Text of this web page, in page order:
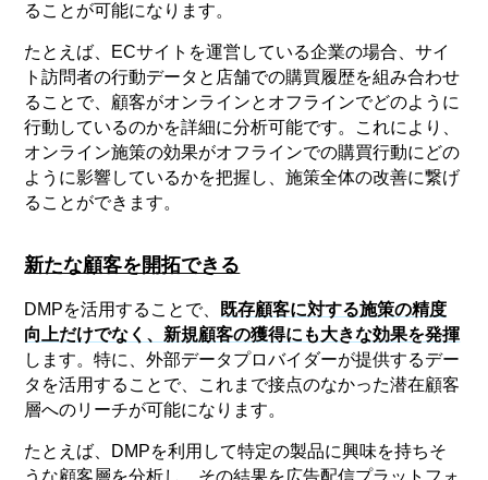
ることが可能になります。
たとえば、ECサイトを運営している企業の場合、サイ
ト訪問者の行動データと店舗での購買履歴を組み合わせ
ることで、顧客がオンラインとオフラインでどのように
行動しているのかを詳細に分析可能です。これにより、
オンライン施策の効果がオフラインでの購買行動にどの
ように影響しているかを把握し、施策全体の改善に繋げ
ることができます。
新たな顧客を開拓できる
DMPを活用することで、 既存顧客に対する施策の精度
向上だけでなく、新規顧客の獲得にも大きな効果を発揮
します。特に、外部データプロバイダーが提供するデー
タを活用することで、これまで接点のなかった潜在顧客
層へのリーチが可能になります。
たとえば、DMPを利用して特定の製品に興味を持ちそ
うな顧客層を分析し、その結果を広告配信プラットフォ